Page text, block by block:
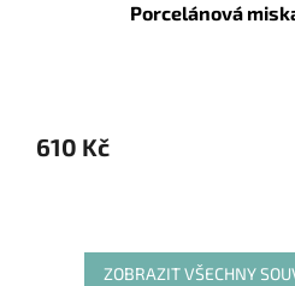
Porcelánová
610 Kč
ZOBRAZIT VŠECHNY